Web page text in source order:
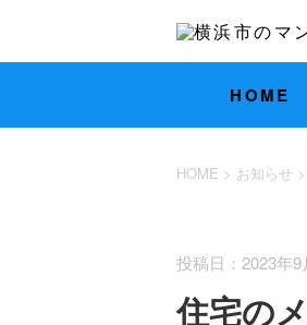
HOME
HOME > お知らせ >
投稿日：2023年9
住宅の